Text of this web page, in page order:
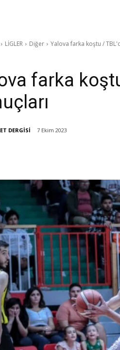
LİGLER Diğer Yalova farka koştu /
farka
DERGİSİ 7 Ekim 2023